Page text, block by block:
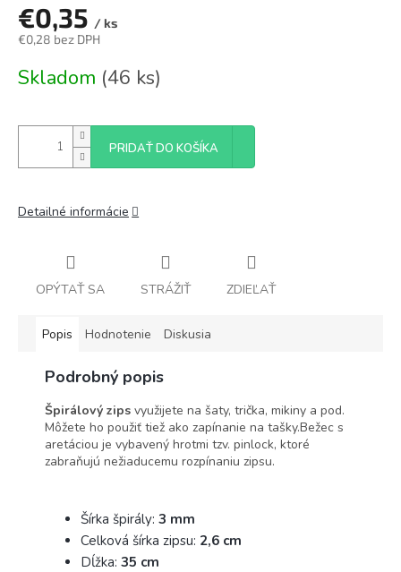
€0,35 / ks
€0,28 bez DPH
cena:
Skladom (46 ks)
PRIDAŤ DO KOŠÍKA
Detailné informácie
OPÝTAŤ SA STRÁŽIŤ ZDIEĽAŤ
Popis Hodnotenie Diskusia
Podrobný popis
Špirálový zips využijete na šaty, trička, mikiny a pod.
Môžete ho použiť tiež ako zapínanie na tašky.Bežec s
aretáciou je vybavený hrotmi tzv. pinlock, ktoré
zabraňujú nežiaducemu rozpínaniu zipsu.
Šírka špirály: 3 mm
Celková šírka zipsu: 2,6 cm
Dĺžka: 35 cm